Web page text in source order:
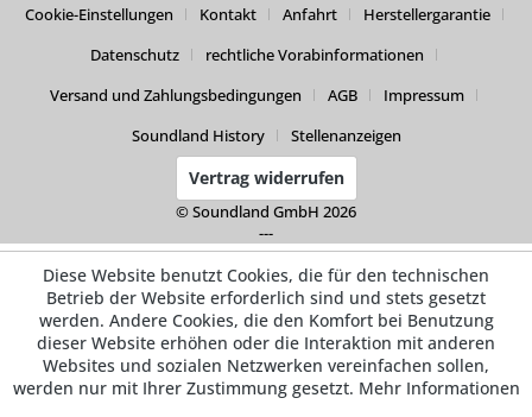
Cookie-Einstellungen Kontakt Anfahrt
Herstellergarantie
Datenschutz
rechtliche Vorabinformationen
Versand und Zahlungsbedingungen
AGB
Impressum
Soundland History
Stellenanzeigen
Vertrag widerrufen
© Soundland GmbH 2026
---
Diese Website benutzt Cookies, die für den technischen
Betrieb der Website erforderlich sind und stets gesetzt
werden. Andere Cookies, die den Komfort bei Benutzung
dieser Website erhöhen oder die Interaktion mit anderen
Websites und sozialen Netzwerken vereinfachen sollen,
werden nur mit Ihrer Zustimmung gesetzt. Mehr Informationen